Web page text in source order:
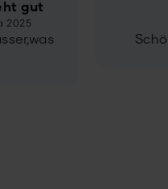
gut
2025